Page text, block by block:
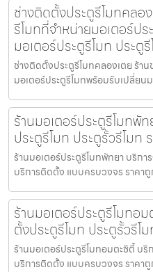
ช่างติดตั้งประตูรีโมทคลอ
รีโมทที่จำหน่ายมอเตอร์ป
มอเตอร์ประตูรีโมท ประตู
ช่างติดตั้งประตูรีโมทคลองเตย ร้า
มอเตอร์ประตูรีโมทพร้อมรับเปลี่ยน
ร้านมอเตอร์ประตูรีโมทพั
ประตูรีโมท ประตูรั้วรีโมท
ร้านมอเตอร์ประตูรีโมทพัทยา บริกา
บริการติดตั้ง แบบครบวงจร ราคา
ร้านมอเตอร์ประตูรีโมทอ
ตั้งประตูรีโมท ประตูรั้วรีโ
ร้านมอเตอร์ประตูรีโมทอมตะซิตี้ บริ
บริการติดตั้ง แบบครบวงจร ราคาถู